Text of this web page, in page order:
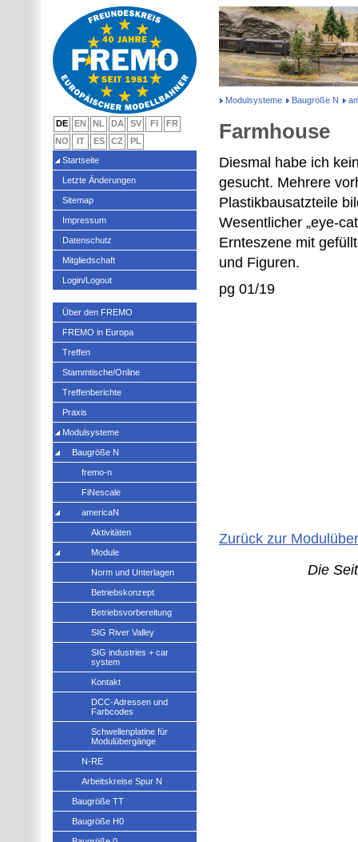
Modulsysteme Baugröße N
Farmhouse
Diesmal habe ich
gesucht. Mehrere
Plastikbausatzteile
Wesentlicher „eye-
Ernteszene mit
und Figuren.
pg 01/19
Zurück zur
Die
DE EN NL DA SV FI
FR
NO
IT ES CZ
PL
Startseite
Letzte Änderungen
Sitemap
Impressum
Datenschutz
Mitgliedschaft
Login/Logout
Über den FREMO
FREMO in Europa
Treffen
Stammtische/Online
Treffenberichte
Praxis
Modulsysteme
Baugröße N
fremo-n
FiNescale
americaN
Aktivitäten
Module
Norm und Unterlagen
Betriebskonzept
Betriebsvorbereitung
SIG River Valley
SIG industries + car
system
Kontakt
DCC-Adressen und
Farbcodes
Schwellenplatine für
Modulübergänge
N-RE
Arbeitskreise Spur N
Baugröße TT
Baugröße H0